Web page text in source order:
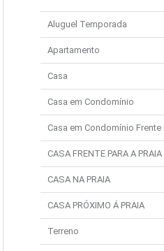
Aluguel Temporada
Apartamento
Casa
Casa em Condomínio
Casa em Condomínio
CASA FRENTE PARA A PRAIA
CASA NA PRAIA
CASA PRÓXIMO Á PRAIA
Terreno